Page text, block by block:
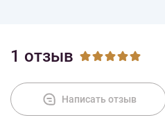
1 отзыв
Написать отзыв